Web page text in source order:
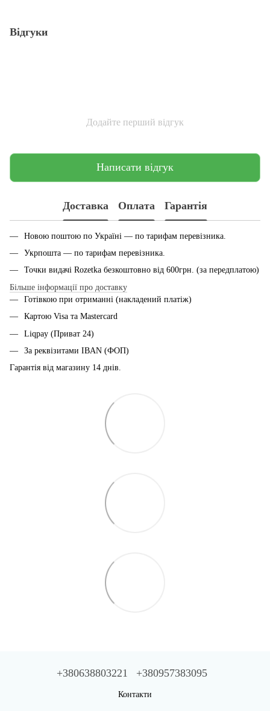
Відгуки
Додайте перший відгук
Написати відгук
Доставка Оплата Гарантія
Новою поштою по Україні — по тарифам перевiзника.
Укрпошта — по тарифам перевiзника.
Точки видачі Rozetka безкоштовно від 600грн. (за передплатою)
Більше інформації про доставку
Готівкою при отриманні (накладений платіж)
Картою Visa та Mastercard
Liqpay (Приват 24)
За реквізитами IBAN (ФОП)
Гарантія від магазину 14 днiв.
+380638803221 +380957383095
Контакти